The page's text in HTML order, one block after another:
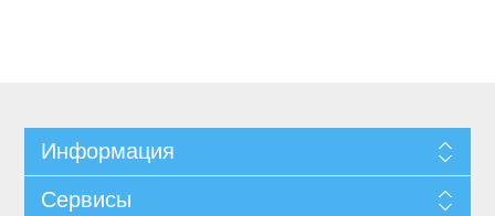
Информация
Сервисы